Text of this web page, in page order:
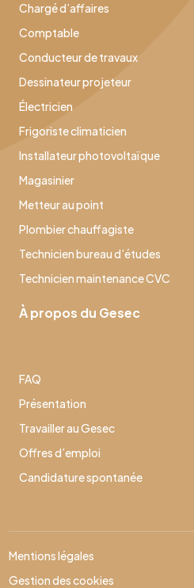
Chargé d’affaires
Comptable
Conducteur de travaux
Dessinateur projeteur
Électricien
Frigoriste climaticien
Installateur photovoltaïque
Magasinier
Metteur au point
Plombier chauffagiste
Technicien bureau d’études
Technicien maintenance CVC
À propos du Gesec
FAQ
Présentation
Travailler au Gesec
Offres d’emploi
Candidature spontanée
Mentions légales
Gestion des cookies